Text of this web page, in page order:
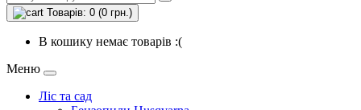
Товарів: 0 (0 грн.)
В кошику немає товарів :(
Меню
Ліс та сад